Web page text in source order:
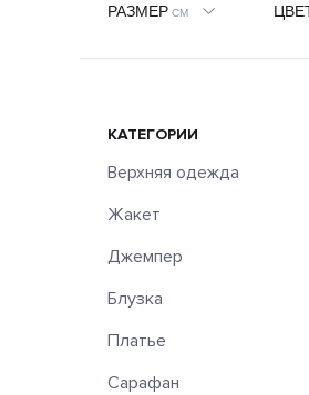
РАЗМЕР СМ
КАТЕГОРИИ
Верхняя одежда
Жакет
Джемпер
Блузка
Платье
Сарафан